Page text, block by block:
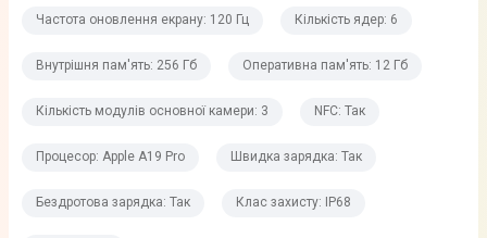
Кількість модулів основної камери
4K UHD (3840 x 2160), 120fps
Частота оновлення екрану: 120 Гц Кількість ядер: 6
Внутрішня пам'ять: 256 Гб Оперативна пам'ять: 12 Гб
Кількість модулів основної камери: 3 NFC: Так
Процесор: Apple A19 Pro Швидка зарядка: Так
Бездротова зарядка: Так Клас захисту: IP68